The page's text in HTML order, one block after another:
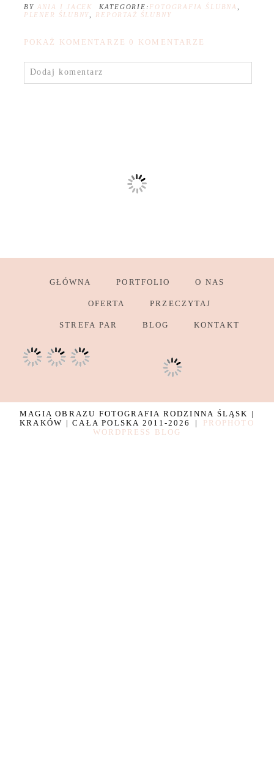
BY ANIA I JACEK KATEGORIE: FOTOGRAFIA ŚLUBNA
PLENER ŚLUBNY
REPORTAŻ ŚLUBNY
POKAŻ KOMENTARZE 0 KOMENTARZE
Dodaj komentarz
GŁÓWNA PORTFOLIO O NAS
OFERTA PRZECZYTAJ
STREFA PAR BLOG KONTAKT
MAGIA OBRAZU FOTOGRAFIA RODZINNA ŚLĄSK |
KRAKÓW | CAŁA POLSKA 2011-2026
|
PROPHOTO
WORDPRESS BLOG